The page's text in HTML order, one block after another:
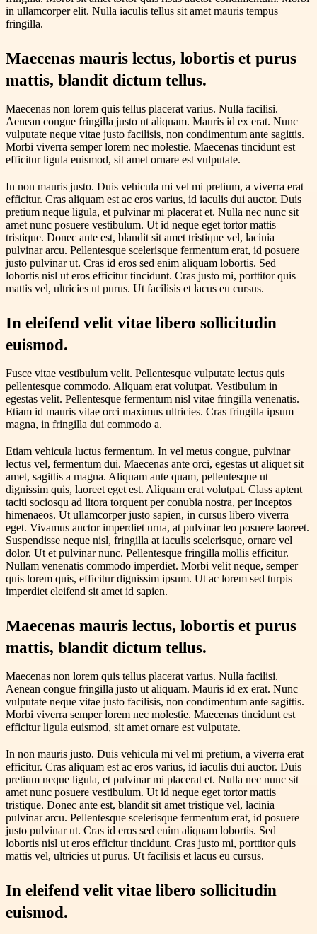
in ullamcorper elit. Nulla iaculis tellus sit amet mauris tempus
fringilla.
Maecenas mauris lectus, lobortis et purus
mattis, blandit dictum tellus.
Maecenas non lorem quis tellus placerat varius. Nulla facilisi.
Aenean congue fringilla justo ut aliquam. Mauris id ex erat. Nunc
vulputate neque vitae justo facilisis, non condimentum ante sagittis.
Morbi viverra semper lorem nec molestie. Maecenas tincidunt est
efficitur ligula euismod, sit amet ornare est vulputate.
In non mauris justo. Duis vehicula mi vel mi pretium, a viverra erat
efficitur. Cras aliquam est ac eros varius, id iaculis dui auctor. Duis
pretium neque ligula, et pulvinar mi placerat et. Nulla nec nunc sit
amet nunc posuere vestibulum. Ut id neque eget tortor mattis
tristique. Donec ante est, blandit sit amet tristique vel, lacinia
pulvinar arcu. Pellentesque scelerisque fermentum erat, id posuere
justo pulvinar ut. Cras id eros sed enim aliquam lobortis. Sed
lobortis nisl ut eros efficitur tincidunt. Cras justo mi, porttitor quis
mattis vel, ultricies ut purus. Ut facilisis et lacus eu cursus.
In eleifend velit vitae libero sollicitudin
euismod.
Fusce vitae vestibulum velit. Pellentesque vulputate lectus quis
pellentesque commodo. Aliquam erat volutpat. Vestibulum in
egestas velit. Pellentesque fermentum nisl vitae fringilla venenatis.
Etiam id mauris vitae orci maximus ultricies. Cras fringilla ipsum
magna, in fringilla dui commodo a.
Etiam vehicula luctus fermentum. In vel metus congue, pulvinar
lectus vel, fermentum dui. Maecenas ante orci, egestas ut aliquet sit
amet, sagittis a magna. Aliquam ante quam, pellentesque ut
dignissim quis, laoreet eget est. Aliquam erat volutpat. Class aptent
taciti sociosqu ad litora torquent per conubia nostra, per inceptos
himenaeos. Ut ullamcorper justo sapien, in cursus libero viverra
eget. Vivamus auctor imperdiet urna, at pulvinar leo posuere laoreet.
Suspendisse neque nisl, fringilla at iaculis scelerisque, ornare vel
dolor. Ut et pulvinar nunc. Pellentesque fringilla mollis efficitur.
Nullam venenatis commodo imperdiet. Morbi velit neque, semper
quis lorem quis, efficitur dignissim ipsum. Ut ac lorem sed turpis
imperdiet eleifend sit amet id sapien.
Maecenas mauris lectus, lobortis et purus
mattis, blandit dictum tellus.
Maecenas non lorem quis tellus placerat varius. Nulla facilisi.
Aenean congue fringilla justo ut aliquam. Mauris id ex erat. Nunc
vulputate neque vitae justo facilisis, non condimentum ante sagittis.
Morbi viverra semper lorem nec molestie. Maecenas tincidunt est
efficitur ligula euismod, sit amet ornare est vulputate.
In non mauris justo. Duis vehicula mi vel mi pretium, a viverra erat
efficitur. Cras aliquam est ac eros varius, id iaculis dui auctor. Duis
pretium neque ligula, et pulvinar mi placerat et. Nulla nec nunc sit
amet nunc posuere vestibulum. Ut id neque eget tortor mattis
tristique. Donec ante est, blandit sit amet tristique vel, lacinia
pulvinar arcu. Pellentesque scelerisque fermentum erat, id posuere
justo pulvinar ut. Cras id eros sed enim aliquam lobortis. Sed
lobortis nisl ut eros efficitur tincidunt. Cras justo mi, porttitor quis
mattis vel, ultricies ut purus. Ut facilisis et lacus eu cursus.
In eleifend velit vitae libero sollicitudin
euismod.